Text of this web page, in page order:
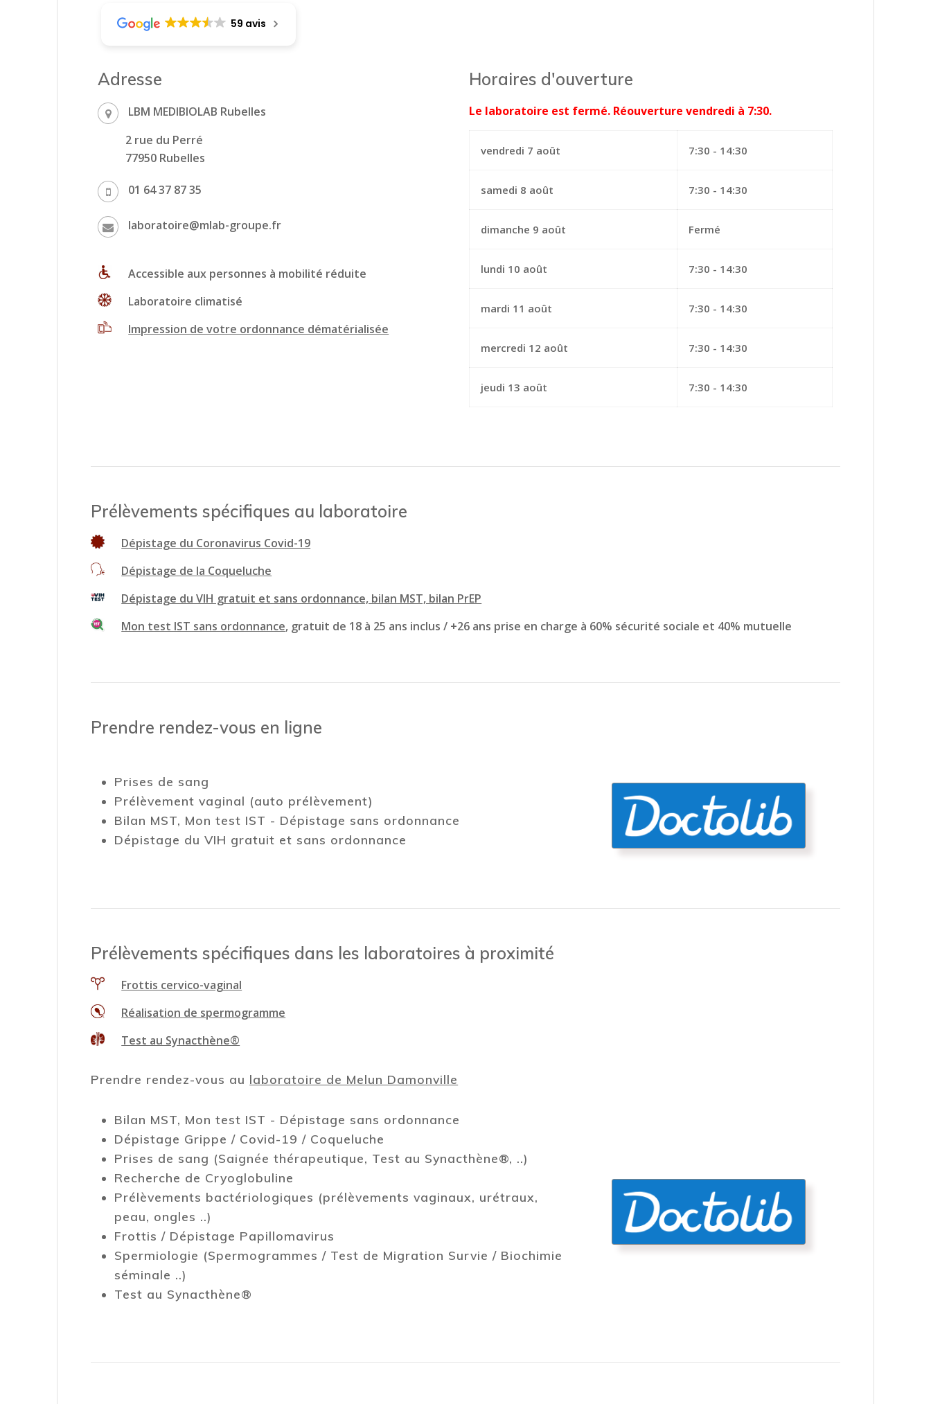
59 avis
Adresse
LBM MEDIBIOLAB Rubelles
2 rue du Perré
77950 Rubelles
01 64 37 87 35
laboratoire@mlab-groupe.fr
Accessible aux personnes à mobilité réduite
Laboratoire climatisé
Impression de votre ordonnance dématérialisée
Horaires d'ouverture
Le laboratoire est fermé. Réouverture vendredi à 7:30.
vendredi 7 août 7:30 - 14:30
samedi 8 août 7:30 - 14:30
dimanche 9 août Fermé
lundi 10 août 7:30 - 14:30
mardi 11 août 7:30 - 14:30
mercredi 12 août 7:30 - 14:30
jeudi 13 août 7:30 - 14:30
Prélèvements spécifiques au laboratoire
Dépistage du Coronavirus Covid-19
Dépistage de la Coqueluche
Dépistage du VIH gratuit et sans ordonnance, bilan MST, bilan PrEP
Mon test IST sans ordonnance, gratuit de 18 à 25 ans inclus / +26 ans prise en charge à 60% sécurité sociale et 40% mutuelle
Prendre rendez-vous en ligne
Prises de sang
Prélèvement vaginal (auto prélèvement)
Bilan MST, Mon test IST - Dépistage sans ordonnance
Dépistage du VIH gratuit et sans ordonnance
Doctolib
Prendre rendez-vous en ligne au
laboratoire de Rubelles
Prélèvements spécifiques dans les laboratoires à proximité
Frottis cervico-vaginal
Réalisation de spermogramme
Test au Synacthène®
Prendre rendez-vous au laboratoire de Melun Damonville
Bilan MST, Mon test IST - Dépistage sans ordonnance
Dépistage Grippe / Covid-19 / Coqueluche
Prises de sang (Saignée thérapeutique, Test au Synacthène®, ..)
Recherche de Cryoglobuline
Prélèvements bactériologiques (prélèvements vaginaux, urétraux,
peau, ongles ..)
Frottis / Dépistage Papillomavirus
Spermiologie (Spermogrammes / Test de Migration Survie / Biochimie
séminale ..)
Test au Synacthène®
Doctolib
Prendre rendez-vous en ligne au
laboratoire Melun Damonville